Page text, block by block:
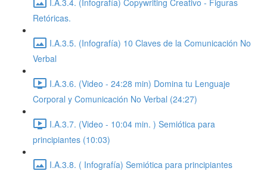
Retóricas.
I.A.3.5. (Infografía) 10 Claves de la Comunicación No
Verbal
I.A.3.6. (Video - 24:28 min) Domina tu Lenguaje
Corporal y Comunicación No Verbal (24:27)
I.A.3.7. (Video - 10:04 min. ) Semiótica para
principiantes (10:03)
I.A.3.8. ( Infografía) Semiótica para principiantes